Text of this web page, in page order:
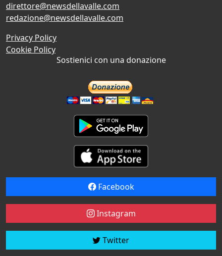
direttore@newsdellavalle.com
redazione@newsdellavalle.com
Privacy Policy
Cookie Policy
Sostienici con una donazione
Facebook
Instagram
Twitter